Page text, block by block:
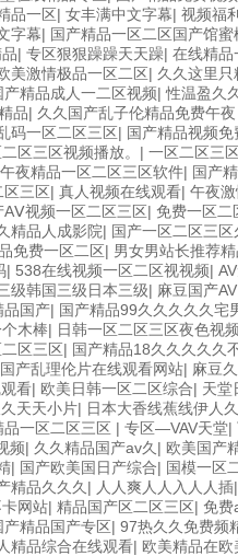
品一区| 女丰满中文字幕| 视频福
字幕| 国产精品一区二区国产馆
| 专区狠狠躁躁天天躁| 在线精品
美激情极品一区二区| 久久这里
产精品成人一二区视频|性温盈久
品| 久久国产乱子伦精品免费午
码一区二区三区| 国产精品视频
区三区视频播放。 | 一区二区三
夜精品一区二区三区软件| 国产
区三区| 真人视频在线观看| 午夜
AⅤ视频一区二区三区| 免费一区二
精品人成影院| 国产一区二区三
免费一区二区| 男女男站长推荐
| 538在线视频一区二区视视频|
级韩国三级日本三级| 麻豆国产
品国产| 国产精品99久久久久久宅
木棒| 日韩一区二区三区夜色视
区三区| 国产精品18久久久久久
国产乱理伦片在线观看网站| 麻豆
看| 欧美日韩一区二区综合| 天堂
天天小片| 日本大香线蕉线伊人
一区二区三区 | 专区—VAV天堂|
频| 久久精品国产av久 | 欧美国产
| 国产欧美国日产综合| 国模一区
精品久久久 | 人人爽人人入人人插
网站| 精品国产区二区三区| 免费
产精品国产专区| 97热久久免费频
精品综合在线观看| 欧美精品在